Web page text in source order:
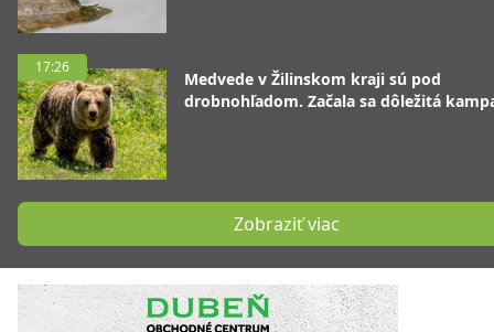
17:26
Medvede v Žilinskom kraji sú pod
drobnohľadom. Začala sa dôležitá
Zobraziť viac